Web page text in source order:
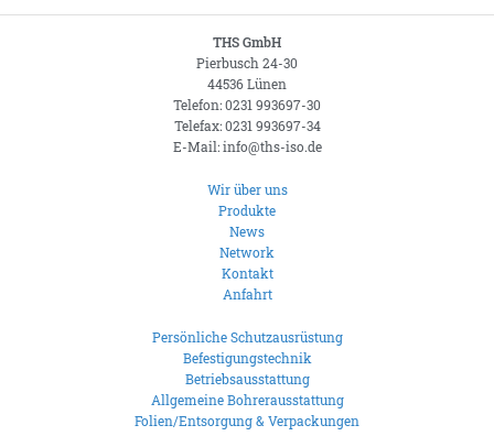
THS GmbH
Pierbusch 24-30
44536 Lünen
Telefon: 0231 993697-30
Telefax: 0231 993697-34
E-Mail: info@ths-iso.de
Wir über uns
Produkte
News
Network
Kontakt
Anfahrt
Persönliche Schutzausrüstung
Befestigungstechnik
Betriebsausstattung
Allgemeine Bohrerausstattung
Folien/Entsorgung & Verpackungen